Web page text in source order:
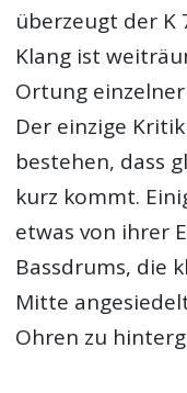
überzeugt der K
Klang ist
Ortung
Der einzige
bestehen, dass
kurz kommt.
etwas von ihrer
Bassdrums, die
Mitte
Ohren zu